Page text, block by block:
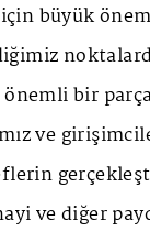
büyük
bir
ve
ve diğer